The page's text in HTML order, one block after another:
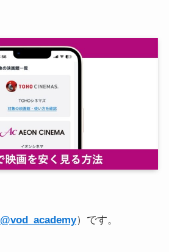
@vod_academy）です。